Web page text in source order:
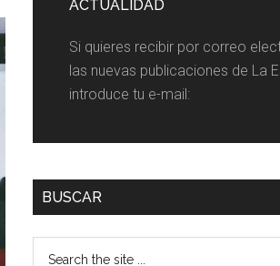
ACTUALIDAD
Si quieres recibir por correo
las nuevas publicaciones de La
introduce tu e-mail:
BUSCAR